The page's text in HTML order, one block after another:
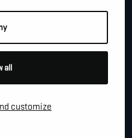
all
customize